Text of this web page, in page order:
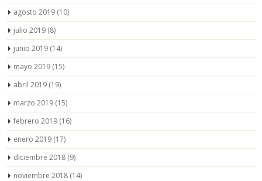
agosto 2019 (10)
julio 2019 (8)
junio 2019 (14)
mayo 2019 (15)
abril 2019 (19)
marzo 2019 (15)
febrero 2019 (16)
enero 2019 (17)
diciembre 2018 (9)
noviembre 2018 (14)